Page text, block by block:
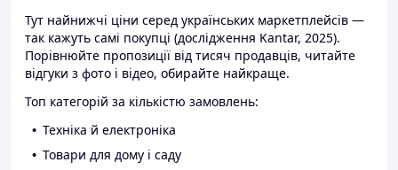
Тут найнижчі ціни серед українських маркетплейсів —
так кажуть самі покупці (дослідження Kantar, 2025).
Порівнюйте пропозиції від тисяч продавців, читайте
відгуки з фото і відео, обирайте найкраще.
Топ категорій за кількістю замовлень:
Техніка й електроніка
Товари для дому і саду